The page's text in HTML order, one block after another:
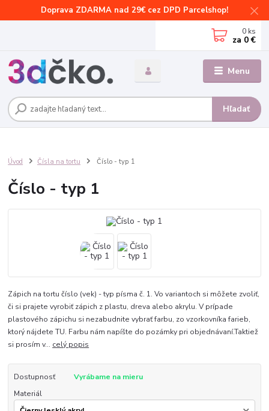
Doprava ZDARMA nad 29€ cez DPD Parcelshop!
Menu
Hľadať
0 ks
za 0 €
Úvod Čísla na tortu Číslo - typ 1
Číslo - typ 1
Zápich na tortu číslo (vek) - typ písma č. 1. Vo variantoch si môžete zvoliť,
či si prajete vyrobiť zápich z plastu, dreva alebo akrylu. V prípade
plastového zápichu si nezabudnite vybrať farbu, zo vzorkovníka farieb,
ktorý nájdete TU. Farbu nám napíšte do pozámky pri objednávaní.Taktiež
si prosím v... celý popis
Dostupnosť
Vyrábame na mieru
Materiál